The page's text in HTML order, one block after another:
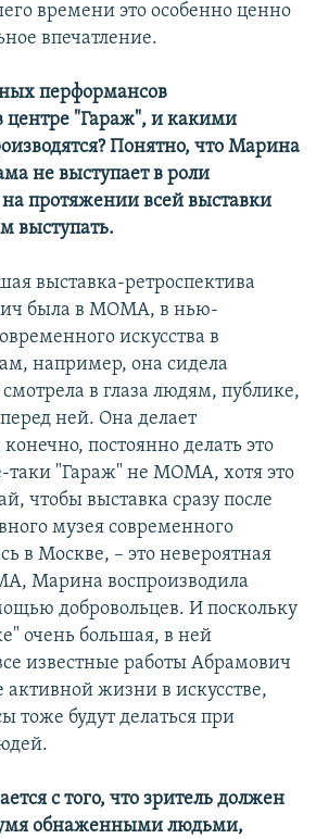
времени это особенно ценно
впечатление.
перформансов
центре "Гараж", и какими
Понятно, что Марина
не выступает в роли
протяжении всей выставки
выступать.
выставка-ретроспектива
была в МОМА, в нью-
искусства в
например, она сидела
смотрела в глаза людям, публике,
ней. Она делает
постоянно делать это
таки "Гараж" не МОМА, хотя это
чтобы выставка сразу после
музея современного
в Москве, – это невероятная
Марина воспроизводила
добровольцев. И поскольку
очень большая, в ней
известные работы Абрамович
активной жизни в искусстве,
тоже будут делаться при
с того, что зритель должен
обнаженными людьми,